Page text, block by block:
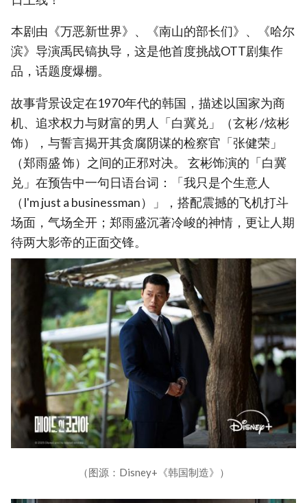
本剧由《万恶新世界》、《南山的部长们》、《哈尔
滨》导演禹民镐执导，这是他首度挑战OTT剧集作
品，话题度爆棚。
故事背景设定在1970年代的韩国，描述以国家为商
机、追求权力与财富的男人「白冀兑」（玄彬 /炫彬
饰），与誓言揭开其贪腐阴谋的检察官「张健荣」
（郑雨盛 饰）之间的正邪对决。 玄彬饰演的「白冀
兑」在预告中一句日语台词：「我只是个生意人
（I'm just a businessman）」，搭配震撼的飞机打斗
场面，气场全开；郑雨盛沉著冷峻的神情，更让人期
待两大影帝的正面交锋。
（图源：Disney+《韩国制造》）